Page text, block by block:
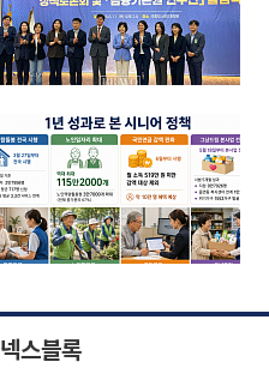
넥스블록